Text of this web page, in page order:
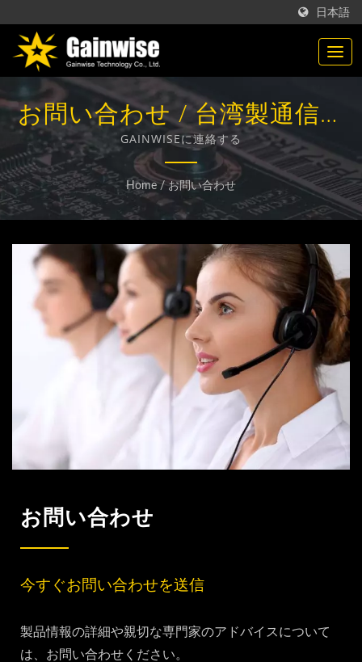
日本語
お問い合わせ / 台湾製通信機
器メーカー | Gainwise
Technology Co., Ltd.
GAINWISEに連絡する
Home / お問い合わせ
お問い合わせ
今すぐお問い合わせを送信
製品情報の詳細や親切な専門家のアドバイスについて
は、お問い合わせください。